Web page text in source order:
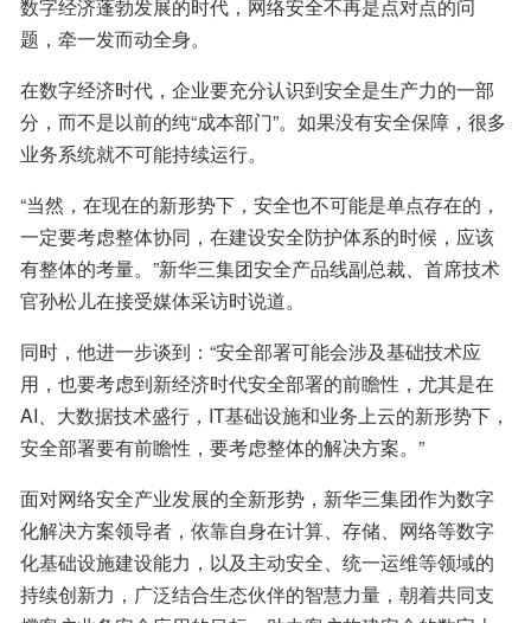
数字经济蓬勃发展的时代，网络安全不再是点对点的问
题，牵一发而动全身。
在数字经济时代，企业要充分认识到安全是生产力的一部
分，而不是以前的纯“成本部门”。如果没有安全保障，很多
业务系统就不可能持续运行。
“当然，在现在的新形势下，安全也不可能是单点存在的，
一定要考虑整体协同，在建设安全防护体系的时候，应该
有整体的考量。”新华三集团安全产品线副总裁、首席技术
官孙松儿在接受媒体采访时说道。
同时，他进一步谈到：“安全部署可能会涉及基础技术应
用，也要考虑到新经济时代安全部署的前瞻性，尤其是在
AI、大数据技术盛行，IT基础设施和业务上云的新形势下，
安全部署要有前瞻性，要考虑整体的解决方案。”
面对网络安全产业发展的全新形势，新华三集团作为数字
化解决方案领导者，依靠自身在计算、存储、网络等数字
化基础设施建设能力，以及主动安全、统一运维等领域的
持续创新力，广泛结合生态伙伴的智慧力量，朝着共同支